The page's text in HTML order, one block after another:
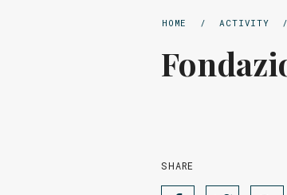
HOME / ACTIVITY /
SHARE